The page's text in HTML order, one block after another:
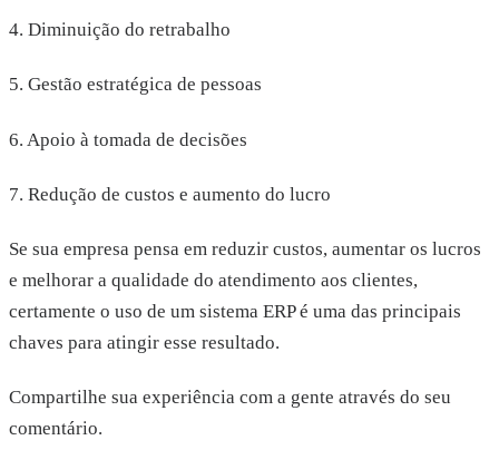
4. Diminuição do retrabalho
5. Gestão estratégica de pessoas
6. Apoio à tomada de decisões
7. Redução de custos e aumento do lucro
Se sua empresa pensa em reduzir custos, aumentar os lucros
e melhorar a qualidade do atendimento aos clientes,
certamente o uso de um sistema ERP é uma das principais
chaves para atingir esse resultado.
Compartilhe sua experiência com a gente através do seu
comentário.